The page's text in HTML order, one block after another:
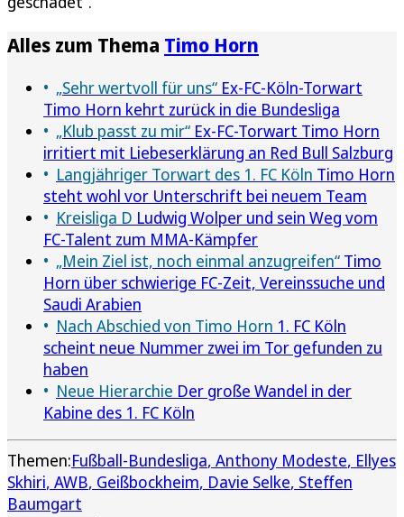
Alles zum Thema Timo Horn
„Sehr wertvoll für uns“ Ex-FC-Köln-Torwart
Timo Horn kehrt zurück in die Bundesliga
„Klub passt zu mir“ Ex-FC-Torwart Timo Horn
irritiert mit Liebeserklärung an Red Bull Salzburg
Langjähriger Torwart des 1. FC Köln Timo Horn
steht wohl vor Unterschrift bei neuem Team
Kreisliga D Ludwig Wolper und sein Weg vom
FC-Talent zum MMA-Kämpfer
„Mein Ziel ist, noch einmal anzugreifen“ Timo
Horn über schwierige FC-Zeit, Vereinssuche und
Saudi Arabien
Nach Abschied von Timo Horn 1. FC Köln
scheint neue Nummer zwei im Tor gefunden zu
haben
Neue Hierarchie Der große Wandel in der
Kabine des 1. FC Köln
Themen:Fußball-Bundesliga Anthony Modeste Ellyes
Skhiri AWB Geißbockheim Davie Selke Steffen
Baumgart